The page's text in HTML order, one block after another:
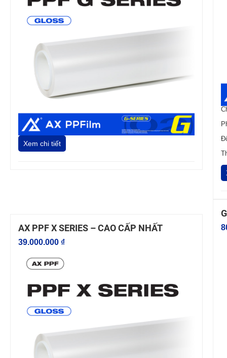
Xem chi tiết
AX PPF X SERIES – CAO CẤP NHẤT
39.000.000 ₫